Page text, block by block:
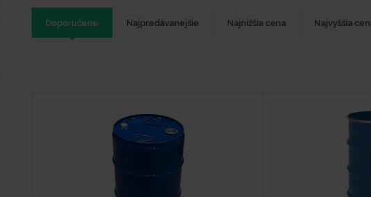
Doporučené Najpredávanejšie Najnižšia cena Najvyššia